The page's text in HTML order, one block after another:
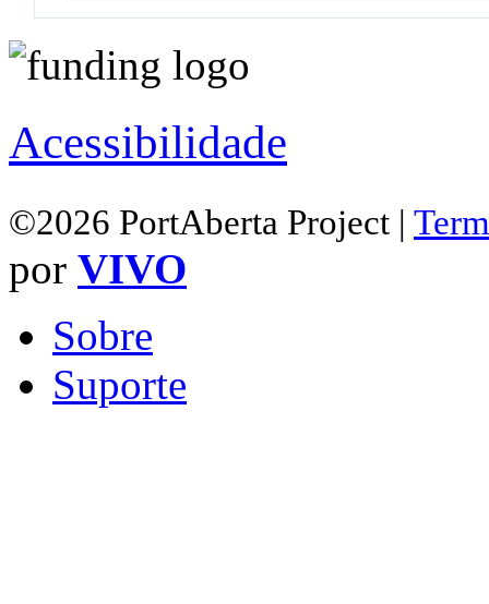
Acessibilidade
©2026 PortAberta Project |
por VIVO
Sobre
Suporte